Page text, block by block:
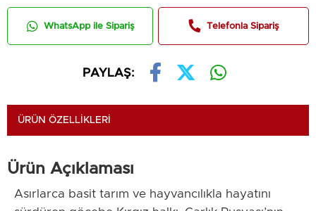
WhatsApp ile Sipariş Telefonla Sipariş
PAYLAŞ:
ÜRÜN ÖZELLIKLERI
Ürün Açıklaması
Asırlarca basit tarım ve hayvancılıkla hayatını